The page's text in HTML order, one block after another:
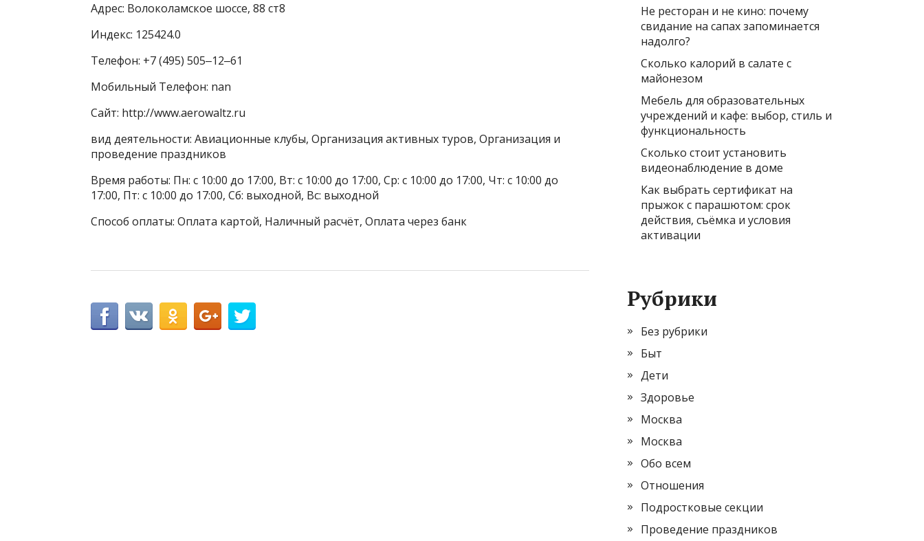
Адрес: Волоколамское шоссе, 88 ст8
Индекс: 125424.0
Телефон: +7 (495) 505‒12‒61
Мобильный Телефон: nan
Сайт: http://www.aerowaltz.ru
вид деятельности: Авиационные клубы, Организация активных туров, Организация и
проведение праздников
Время работы: Пн: с 10:00 до 17:00, Вт: с 10:00 до 17:00, Ср: с 10:00 до 17:00, Чт: с 10:00 до
17:00, Пт: с 10:00 до 17:00, Сб: выходной, Вс: выходной
Способ оплаты: Оплата картой, Наличный расчёт, Оплата через банк
Не ресторан и не кино: почему
свидание на сапах запоминается
надолго?
Сколько калорий в салате с
майонезом
Мебель для образовательных
учреждений и кафе: выбор, стиль и
функциональность
Сколько стоит установить
видеонаблюдение в доме
Как выбрать сертификат на
прыжок с парашютом: срок
действия, съёмка и условия
активации
Рубрики
Без рубрики
Быт
Дети
Здоровье
Москва
Москва
Обо всем
Отношения
Подростковые секции
Проведение праздников